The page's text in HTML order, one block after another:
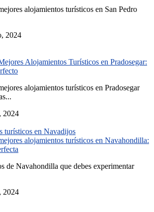
alojamientos turísticos en San Pedro
2024
Alojamientos Turísticos en Pradosegar:
alojamientos turísticos en Pradosegar
2024
alojamientos turísticos en Navahondilla:
de Navahondilla que debes experimentar
2024